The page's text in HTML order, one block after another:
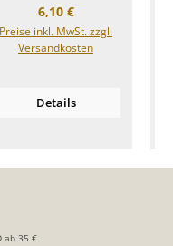
Regulärer Preis:
6,10 €
Preise inkl. MwSt. zzgl.
Versandkosten
Details
ab 35 €